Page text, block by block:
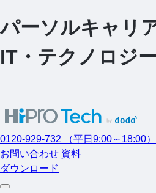
パーソルキャリ
IT ・ テクノロジ
0120-929-732
（平日9:00～18:00）
お問い合わせ 資料
ダウンロード